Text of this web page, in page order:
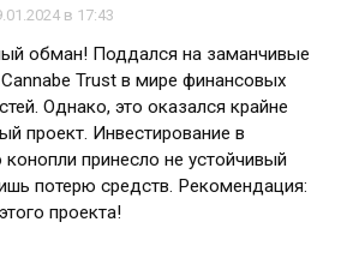
в 17:43
обман! Поддался на заманчивые
Trust в мире финансовых
Однако, это оказался крайне
проект. Инвестирование в
принесло не устойчивый
потерю средств. Рекомендация:
проекта!